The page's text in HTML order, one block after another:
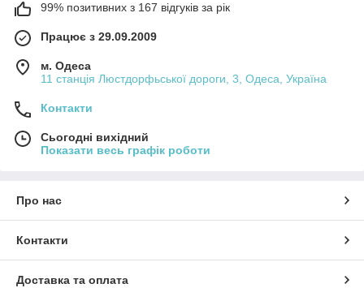
99% позитивних з 167 відгуків за рік
Працює з 29.09.2009
м. Одеса
11 станція Люстдорфьської дороги, 3, Одеса, Україна
Контакти
Сьогодні вихідний
Показати весь графік роботи
Про нас
Контакти
Доставка та оплата